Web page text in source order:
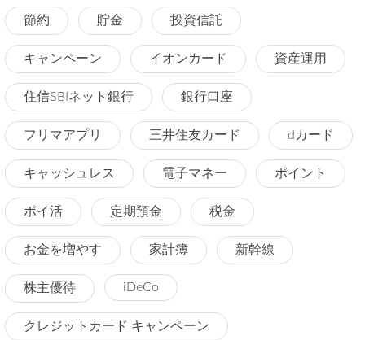
節約 貯金 投資信託
キャンペーン イオンカード 資産運用
住信SBIネット銀行 銀行口座
フリマアプリ 三井住友カード dカード
キャッシュレス 電子マネー ポイント
ポイ活 定期預金 税金
お金を増やす 家計簿 新幹線
株主優待 iDeCo
クレジットカード キャンペーン